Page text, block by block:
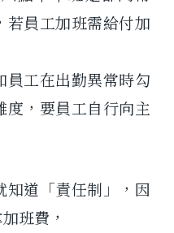
若員工加班需給付加
員工在出勤異常時勾
度，要員工自行向主
知道「責任制」，因
班費，